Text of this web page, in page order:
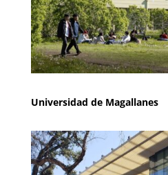
Universidad de Magallanes